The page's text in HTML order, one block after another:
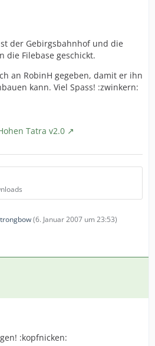
der Gebirgsbahnhof und die
die Filebase geschickt.
an RobinH gegeben, damit er ihn
kann. Viel Spass! :zwinkern:
Tatra v2.0
(6. Januar 2007 um 23:53)
:kopfnicken: